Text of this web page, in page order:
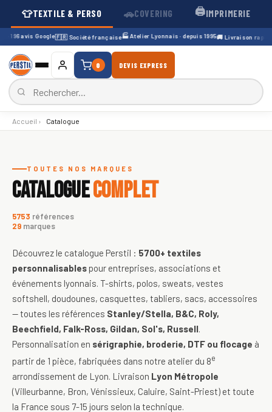
👕TEXTILE & PERSO 🚗COVERING 🖨️IMPRIMERIE
196 avis Google🇫🇷 Société française🏭 Atelier Lyonnais · depuis 1995🚚 Livraison rapide
0 DEVIS EXPRESS
Accueil › Catalogue
TOUTES NOS MARQUES
CATALOGUECOMPLET
5753 références
29 marques
Découvrez le catalogue Perstil : 5700+ textiles
personnalisables pour entreprises, associations et
événements lyonnais. T-shirts, polos, sweats, vestes
softshell, doudounes, casquettes, tabliers, sacs, accessoires
— toutes les références Stanley/Stella, B&C, Roly,
Beechfield, Falk-Ross, Gildan, Sol's, Russell.
Personnalisation en sérigraphie, broderie, DTF ou flocage à
partir de 1 pièce, fabriquées dans notre atelier du 8e
arrondissement de Lyon. Livraison Lyon Métropole
(Villeurbanne, Bron, Vénissieux, Caluire, Saint-Priest) et toute
la France sous 7-15 jours selon la technique.